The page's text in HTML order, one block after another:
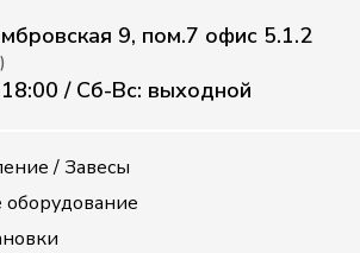
9, пом.7 офис 5.1.2
/ Сб-Вс: выходной
/ Завесы